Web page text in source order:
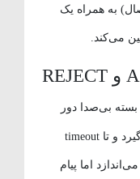
می‌کند.
بسته بی‌صدا دور
انداخته شود؛ فرستنده هیچ پاسخی نمی‌گیرد و تا timeout
اما پیام